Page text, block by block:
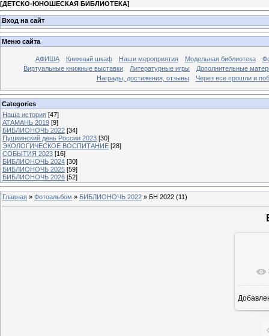
[ДЕТСКО-ЮНОШЕСКАЯ БИБЛИОТЕКА]
Вход на сайт
Меню сайта
АФИША Книжный шкаф Наши мероприятия Модельная библиотека
Виртуальные книжные выставки
Литературные игры
Дополнительные
Награды, достижения, отзывы
Через все прошли и
Categories
Наша история [47]
АТАМАНЬ 2019 [9]
БИБЛИОНОЧЬ 2022 [34]
Пушкинский день России 2023 [30]
ЭКОЛОГИЧЕСКОЕ ВОСПИТАНИЕ [28]
СОБЫТИЯ 2023 [16]
БИБЛИОНОЧЬ 2024 [30]
БИБЛИОНОЧЬ 2025 [59]
БИБЛИОНОЧЬ 2026 [52]
Главная » Фотоальбом » БИБЛИОНОЧЬ 2022 » БН 2022 (11)